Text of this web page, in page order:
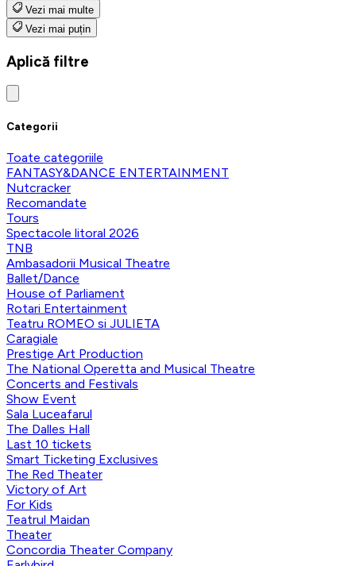
Vezi mai multe
Vezi mai puțin
Aplică filtre
Categorii
Toate categoriile
FANTASY&DANCE ENTERTAINMENT
Nutcracker
Recomandate
Tours
Spectacole litoral 2026
TNB
Ambasadorii Musical Theatre
Ballet/Dance
House of Parliament
Rotari Entertainment
Teatru ROMEO si JULIETA
Caragiale
Prestige Art Production
The National Operetta and Musical Theatre
Concerts and Festivals
Show Event
Sala Luceafarul
The Dalles Hall
Last 10 tickets
Smart Ticketing Exclusives
The Red Theater
Victory of Art
For Kids
Teatrul Maidan
Theater
Concordia Theater Company